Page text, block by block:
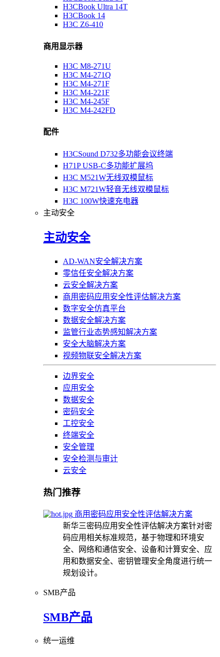
H3CBook Ultra 14T
H3CBook 14
H3C Z6-410
商用显示器
H3C M8-271U
H3C M4-271Q
H3C M4-271F
H3C M4-221F
H3C M4-245F
H3C M4-242FD
配件
H3CSound D732多功能会议终端
H71P USB-C多功能扩展坞
H3C M521W无线双模鼠标
H3C M721W轻音无线双模鼠标
H3C 100W快速充电器
主动安全
主动安全
AD-WAN安全解决方案
零信任安全解决方案
云安全解决方案
商用密码应用安全性评估解决方案
数字安全仿真平台
数据安全解决方案
监管行业态势感知解决方案
安全大脑解决方案
视频物联安全解决方案
边界安全
应用安全
数据安全
密码安全
工控安全
终端安全
安全管理
安全检测与审计
云安全
热门推荐
商用密码应用安全性评估解决方案
新华三密码应用安全性评估解决方案针对密
码应用相关标准规范，基于物理和环境安
全、网络和通信安全、设备和计算安全、应
用和数据安全、密钥管理安全角度进行统一
规划设计。
SMB产品
SMB产品
统一运维